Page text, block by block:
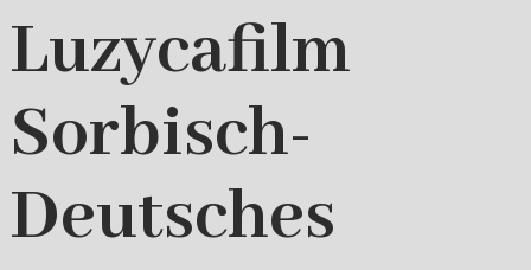
Luzycafilm
Sorbisch-
Deutsches